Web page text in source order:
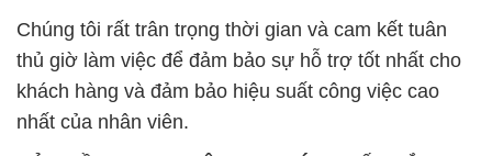
Chúng tôi rất trân trọng thời gian và cam kết tuân
thủ giờ làm việc để đảm bảo sự hỗ trợ tốt nhất cho
khách hàng và đảm bảo hiệu suất công việc cao
nhất của nhân viên.